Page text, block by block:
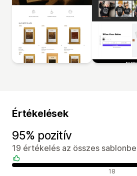
Értékelések
95% pozitív
19 értékelés az összes
Pozitív értékelések 18